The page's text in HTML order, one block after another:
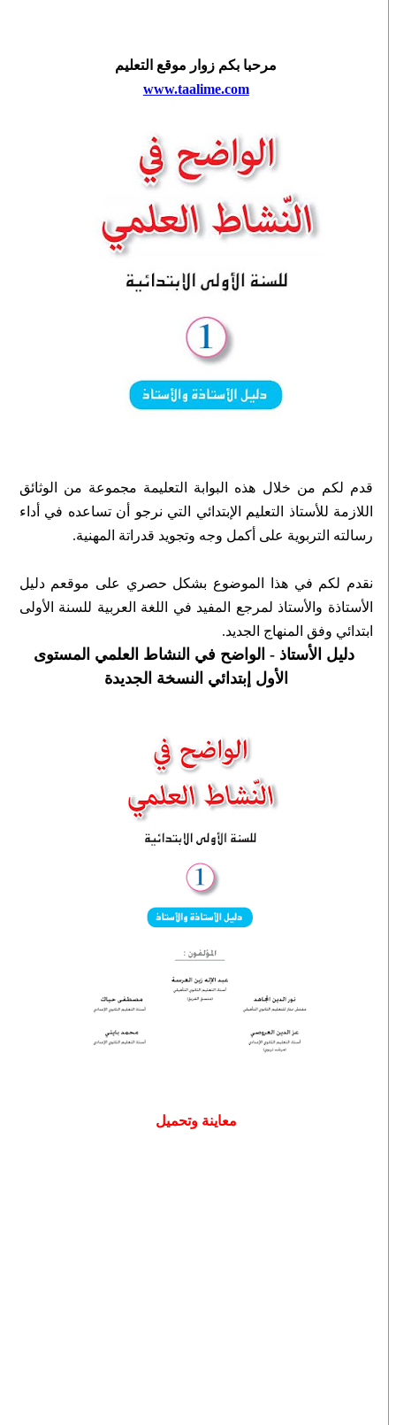
مرحبا بكم زوار موقع التعليم
www.taalime.com
قدم لكم من خلال هذه البوابة التعليمة مجموعة من الوثائق
اللازمة للأستاذ التعليم الإبتدائي التي نرجو أن تساعده في أداء
رسالته التربوية على أكمل وجه وتجويد قدراتة المهنية.
نقدم لكم في هذا الموضوع بشكل حصري على موقعم دليل
الأستاذة والأستاذ لمرجع المفيد في اللغة العربية للسنة الأولى
ابتدائي وفق المنهاج الجديد.
دليل الأستاذ - الواضح في النشاط العلمي المستوى
الأول إبتدائي النسخة الجديدة
معاينة وتحميل